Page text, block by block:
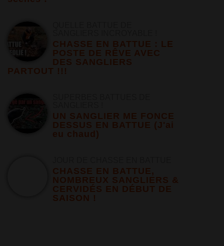
CHASSE EN BATTUE : LE
POSTE DE RÊVE AVEC
DES SANGLIERS
PARTOUT !!!
UN SANGLIER ME FONCE
DESSUS EN BATTUE (J'ai
eu chaud)
CHASSE EN BATTUE,
NOMBREUX SANGLIERS &
CERVIDÉS EN DÉBUT DE
SAISON !